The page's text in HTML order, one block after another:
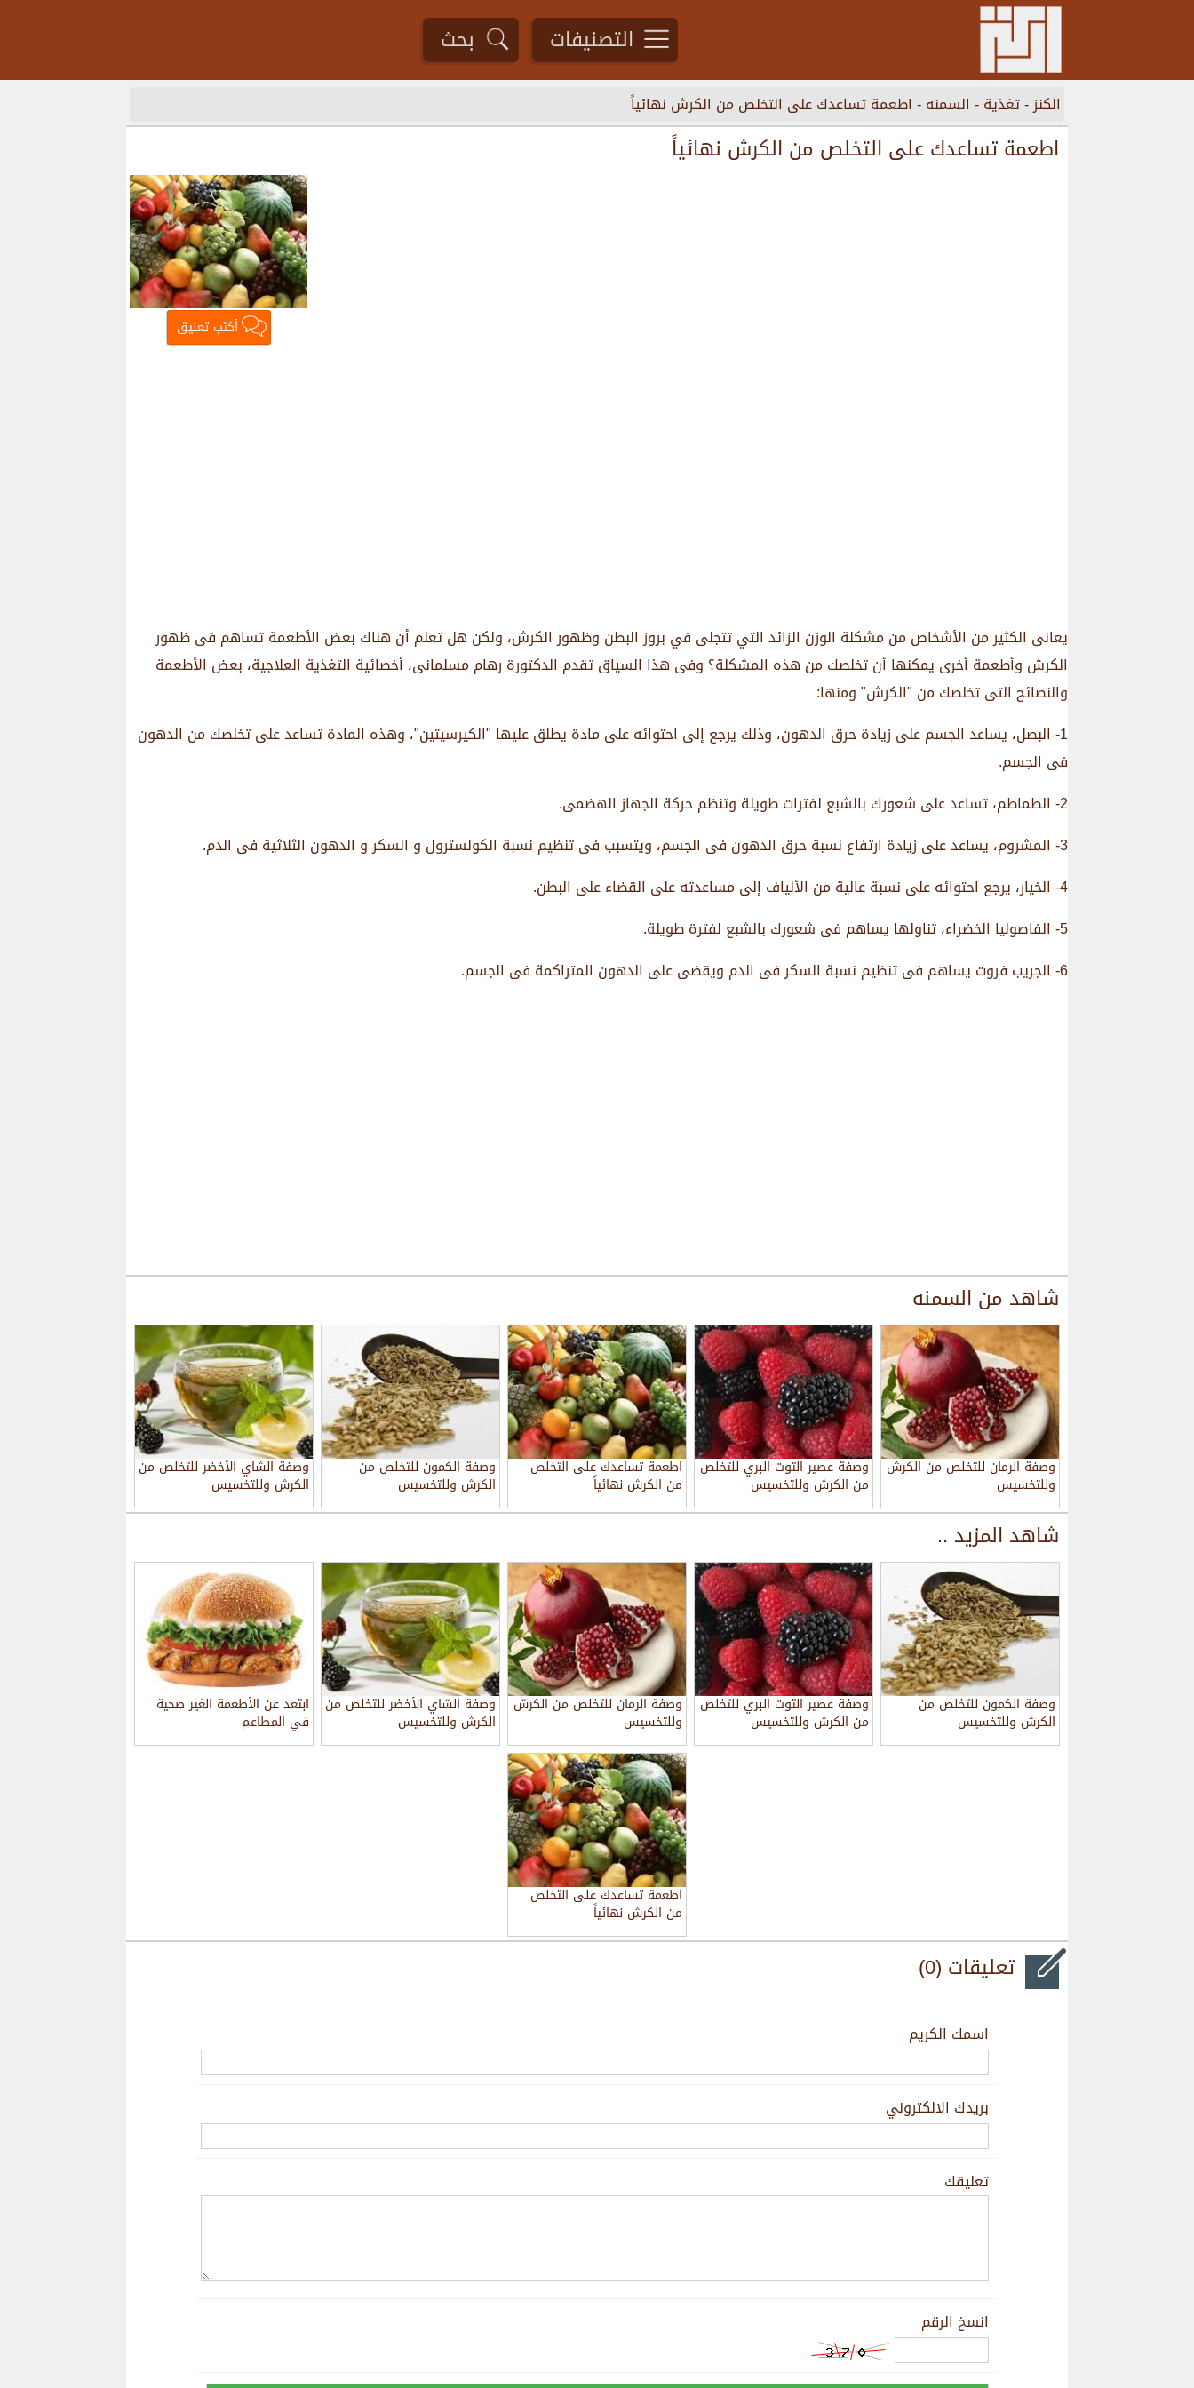
التصنيفات بحث
الكنز-تغذية- السمنه- اطعمة تساعدك على التخلص من الكرش نهائياً
اطعمة تساعدك على التخلص من الكرش نهائياً
أكتب تعليق
يعانى الكثير من الأشخاص من مشكلة الوزن الزائد التي تتجلى في بروز البطن وظهور الكرش، ولكن هل تعلم أن هناك بعض الأطعمة تساهم فى ظهور
الكرش وأطعمة أخرى يمكنها أن تخلصك من هذه المشكلة؟ وفى هذا السياق تقدم الدكتورة رهام مسلمانى، أخصائية التغذية العلاجية، بعض الأطعمة
والنصائح التى تخلصك من "الكرش" ومنها:
1- البصل، يساعد الجسم على زيادة حرق الدهون، وذلك يرجع إلى احتوائه على مادة يطلق عليها "الكيرسيتين"، وهذه المادة تساعد على تخلصك من الدهون
فى الجسم.
2- الطماطم، تساعد على شعورك بالشبع لفترات طويلة وتنظم حركة الجهاز الهضمى.
3- المشروم، يساعد على زيادة ارتفاع نسبة حرق الدهون فى الجسم، ويتسبب فى تنظيم نسبة الكولسترول و السكر و الدهون الثلاثية فى الدم.
4- الخيار، يرجع احتوائه على نسبة عالية من الألياف إلى مساعدته على القضاء على البطن.
5- الفاصوليا الخضراء، تناولها يساهم فى شعورك بالشبع لفترة طويلة.
6- الجريب فروت يساهم فى تنظيم نسبة السكر فى الدم ويقضى على الدهون المتراكمة فى الجسم.
شاهد من السمنه
وصفة الرمان للتخلص من الكرش
وللتخسيس
وصفة عصير التوت البري للتخلص
من الكرش وللتخسيس
اطعمة تساعدك على التخلص
من الكرش نهائياً
وصفة الكمون للتخلص من
الكرش وللتخسيس
وصفة الشاي الأخضر للتخلص من
الكرش وللتخسيس
شاهد المزيد ..
وصفة الكمون للتخلص من
الكرش وللتخسيس
وصفة عصير التوت البري للتخلص
من الكرش وللتخسيس
وصفة الرمان للتخلص من الكرش
وللتخسيس
وصفة الشاي الأخضر للتخلص من
الكرش وللتخسيس
ابتعد عن الأطعمة الغير صحية
في المطاعم
اطعمة تساعدك على التخلص
من الكرش نهائياً
تعليقات (0)
اسمك الكريم
بريدك الالكتروني
تعليقك
انسخ الرقم